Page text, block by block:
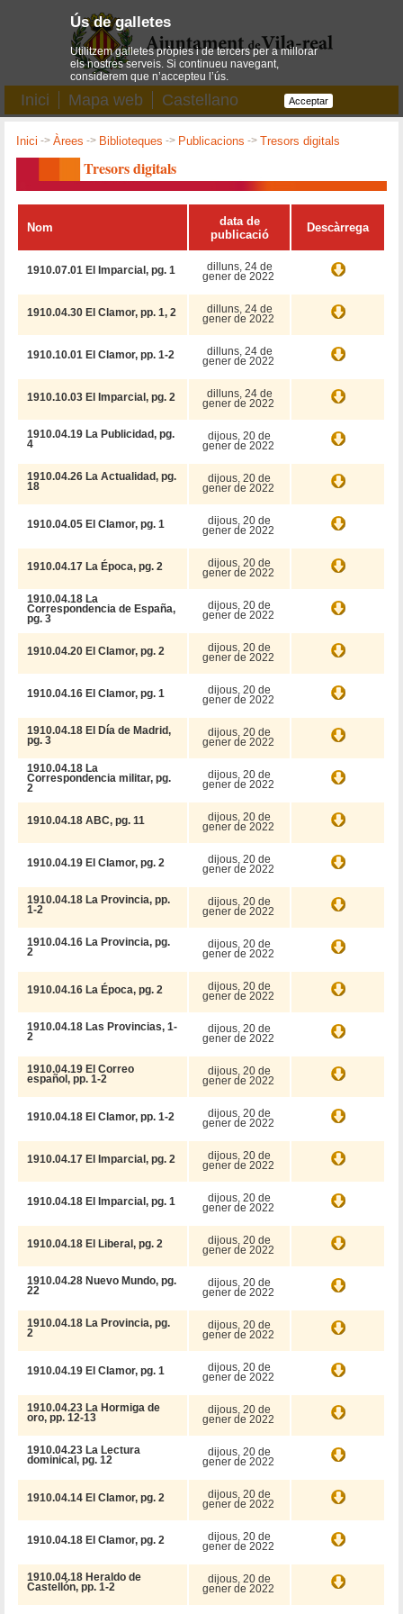
Inici Mapa web Castellano
Inici ->Àrees -> Biblioteques -> Publicacions ->Tresors digitals
Tresors digitals
Nom
data de
publicació
Descàrrega
1910.07.01 El Imparcial, pg. 1 dilluns, 24 de
gener de 2022
1910.04.30 El Clamor, pp. 1, 2 dilluns, 24 de
gener de 2022
1910.10.01 El Clamor, pp. 1-2 dilluns, 24 de
gener de 2022
1910.10.03 El Imparcial, pg. 2 dilluns, 24 de
gener de 2022
1910.04.19 La Publicidad, pg.
4
dijous, 20 de
gener de 2022
1910.04.26 La Actualidad, pg.
18
dijous, 20 de
gener de 2022
1910.04.05 El Clamor, pg. 1 dijous, 20 de
gener de 2022
1910.04.17 La Época, pg. 2 dijous, 20 de
gener de 2022
1910.04.18 La
Correspondencia de España,
pg. 3
dijous, 20 de
gener de 2022
1910.04.20 El Clamor, pg. 2 dijous, 20 de
gener de 2022
1910.04.16 El Clamor, pg. 1 dijous, 20 de
gener de 2022
1910.04.18 El Día de Madrid,
pg. 3
dijous, 20 de
gener de 2022
1910.04.18 La
Correspondencia militar, pg.
2
dijous, 20 de
gener de 2022
1910.04.18 ABC, pg. 11 dijous, 20 de
gener de 2022
1910.04.19 El Clamor, pg. 2 dijous, 20 de
gener de 2022
1910.04.18 La Provincia, pp.
1-2
dijous, 20 de
gener de 2022
1910.04.16 La Provincia, pg.
2
dijous, 20 de
gener de 2022
1910.04.16 La Época, pg. 2 dijous, 20 de
gener de 2022
1910.04.18 Las Provincias, 1-
2
dijous, 20 de
gener de 2022
1910.04.19 El Correo
español, pp. 1-2
dijous, 20 de
gener de 2022
1910.04.18 El Clamor, pp. 1-2 dijous, 20 de
gener de 2022
1910.04.17 El Imparcial, pg. 2 dijous, 20 de
gener de 2022
1910.04.18 El Imparcial, pg. 1 dijous, 20 de
gener de 2022
1910.04.18 El Liberal, pg. 2 dijous, 20 de
gener de 2022
1910.04.28 Nuevo Mundo, pg.
22
dijous, 20 de
gener de 2022
1910.04.18 La Provincia, pg.
2
dijous, 20 de
gener de 2022
1910.04.19 El Clamor, pg. 1 dijous, 20 de
gener de 2022
1910.04.23 La Hormiga de
oro, pp. 12-13
dijous, 20 de
gener de 2022
1910.04.23 La Lectura
dominical, pg. 12
dijous, 20 de
gener de 2022
1910.04.14 El Clamor, pg. 2 dijous, 20 de
gener de 2022
1910.04.18 El Clamor, pg. 2 dijous, 20 de
gener de 2022
1910.04.18 Heraldo de
Castellón, pp. 1-2
dijous, 20 de
gener de 2022
Ús de galletes
Utilitzem galletes pròpies i de tercers per a millorar
els nostres serveis. Si continueu navegant,
considerem que n’accepteu l’ús.
Acceptar